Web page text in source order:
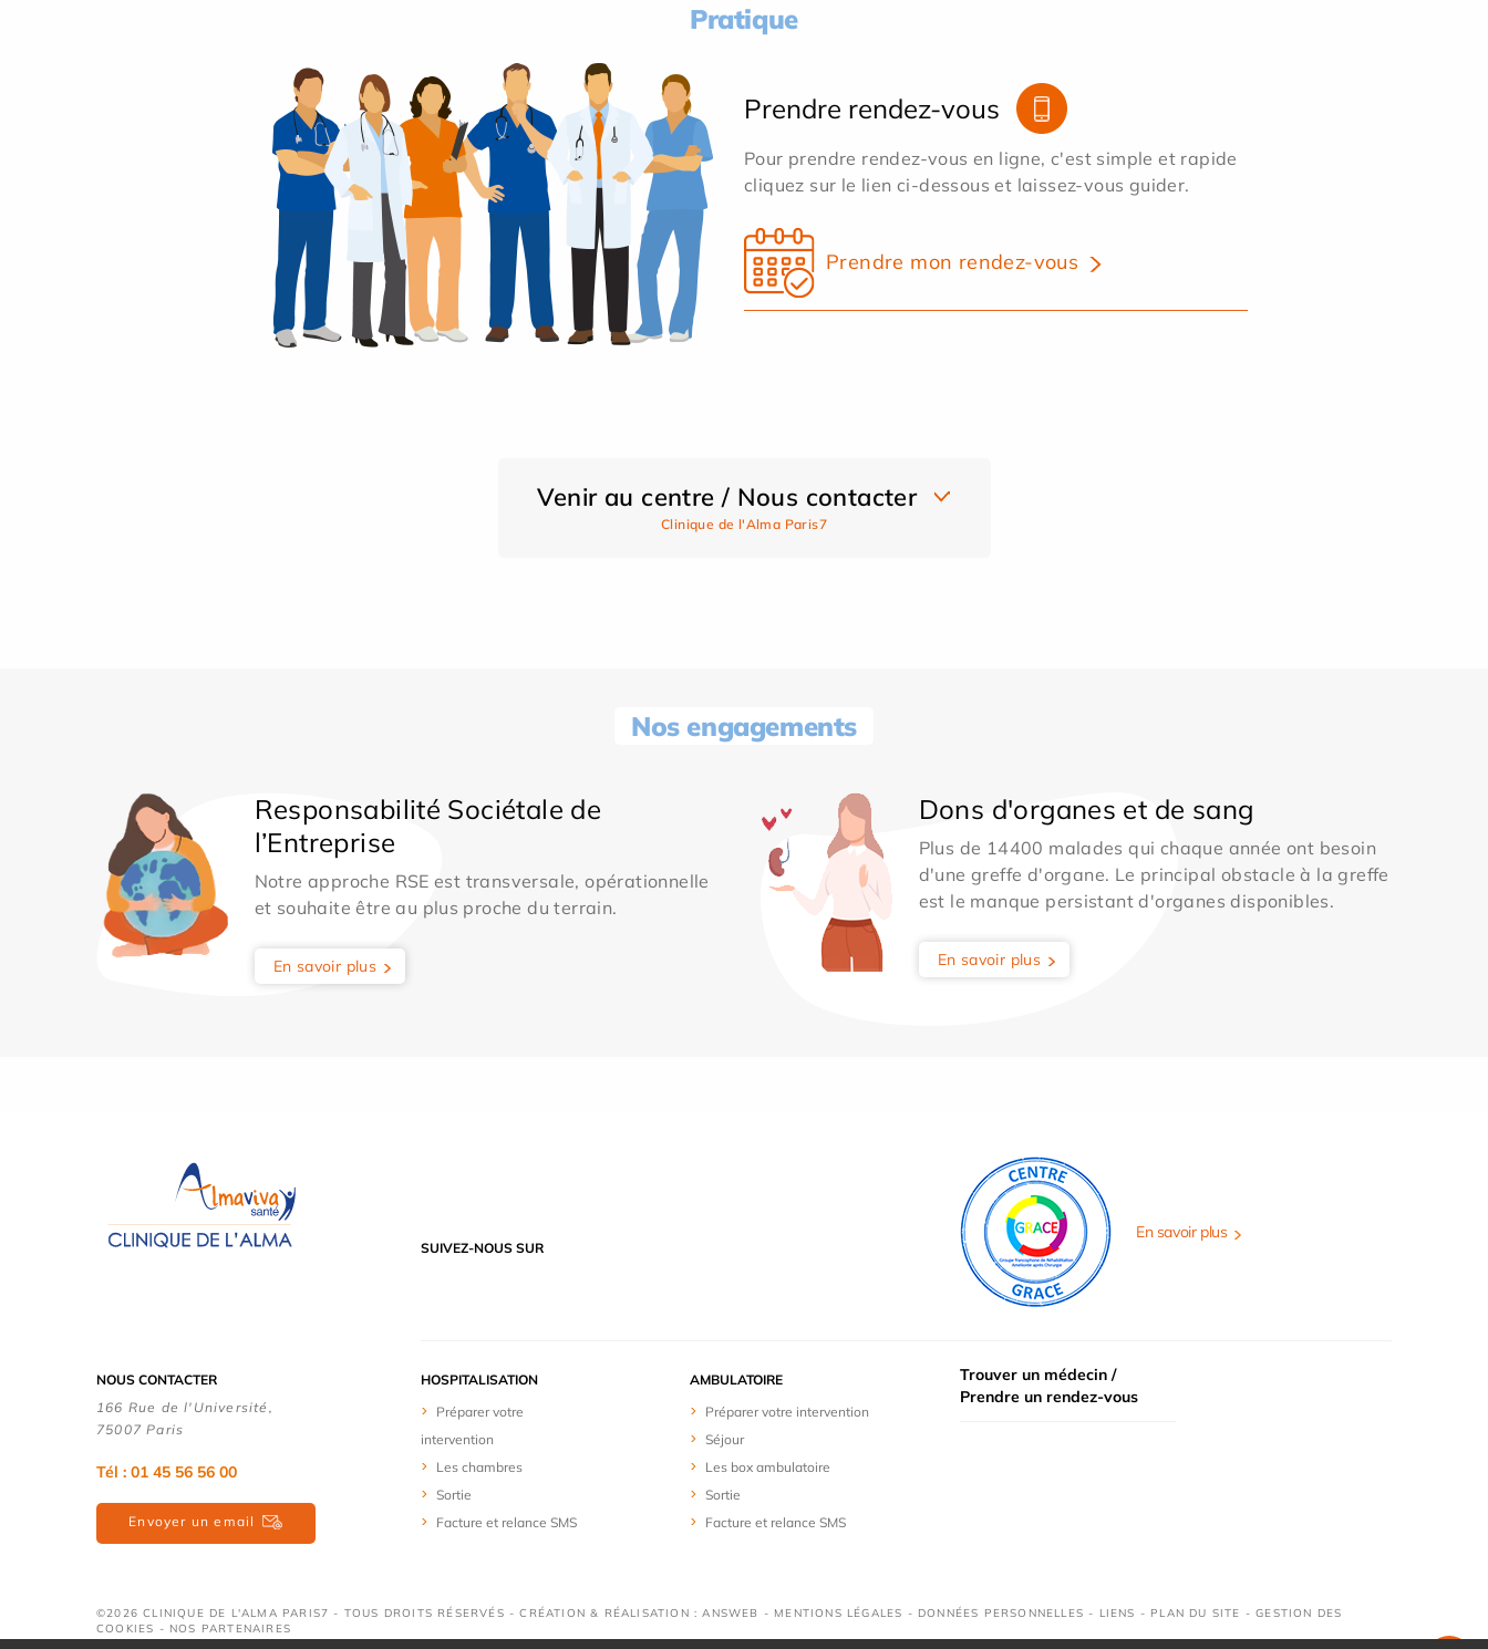
Pratique
Prendre rendez-vous
Pour prendre rendez-vous en ligne, c'est simple et rapide
cliquez sur le lien ci-dessous et laissez-vous guider.
Prendre mon rendez-vous
Venir au centre / Nous contacter
Clinique de l'Alma Paris7
Nos engagements
Responsabilité Sociétale de
l’Entreprise
Notre approche RSE est transversale, opérationnelle
et souhaite être au plus proche du terrain.
En savoir plus
Dons d'organes et de sang
Plus de 14400 malades qui chaque année ont besoin
d'une greffe d'organe. Le principal obstacle à la greffe
est le manque persistant d'organes disponibles.
En savoir plus
SUIVEZ-NOUS SUR
En savoir plus
NOUS CONTACTER
166 Rue de l'Université,
75007 Paris
Tél : 01 45 56 56 00
Envoyer un email
HOSPITALISATION
Préparer votre
intervention
Les chambres
Sortie
Facture et relance SMS
AMBULATOIRE
Préparer votre intervention
Séjour
Les box ambulatoire
Sortie
Facture et relance SMS
Trouver un médecin /
Prendre un rendez-vous
©2026 CLINIQUE DE L'ALMA PARIS7 - TOUS DROITS RÉSERVÉS - CRÉATION & RÉALISATION : ANSWEB - MENTIONS LÉGALES - DONNÉES PERSONNELLES - LIENS - PLAN DU SITE -GESTION DES
COOKIES - NOS PARTENAIRES